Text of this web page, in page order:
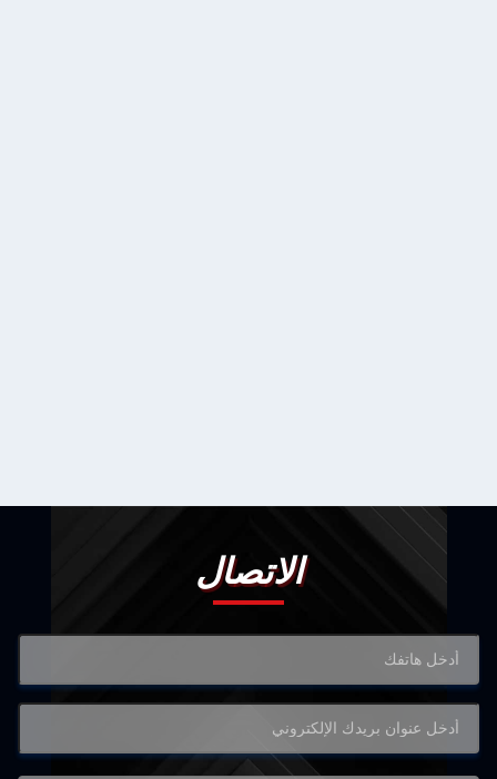
الاتصال